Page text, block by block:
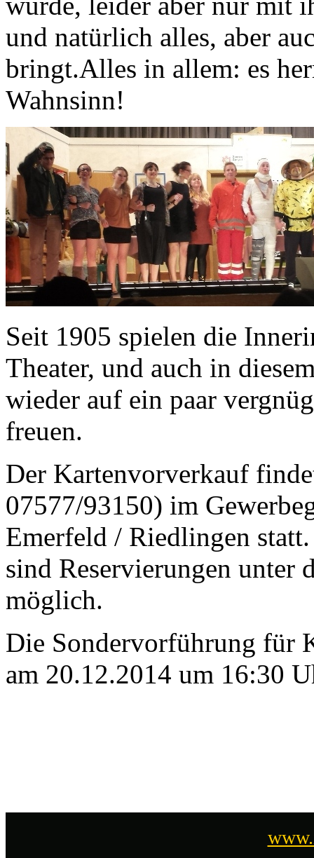
und natürlich alles, aber
bringt.Alles in allem: es
Wahnsinn!
Seit 1905 spielen die
Theater, und auch in
wieder auf ein paar
freuen.
Der Kartenvorverkauf
07577/93150) im
Emerfeld / Riedlingen
sind Reservierungen unter
möglich.
Die Sondervorführung für
am 20.12.2014 um 16:30